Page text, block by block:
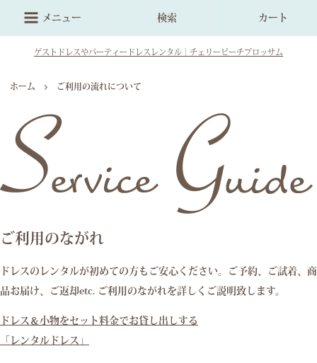
メニュー 検索 カート
ゲストドレスやパーティードレスレンタル｜チェリーピーチブロッサム
ホーム ご利用の流れについて
ご利用のながれ
ドレスのレンタルが初めての方もご安心ください。ご予約、ご試着、商
品お届け、ご返却etc. ご利用のながれを詳しくご説明致します。
ドレス＆小物をセット料金でお貸し出しする
「レンタルドレス」